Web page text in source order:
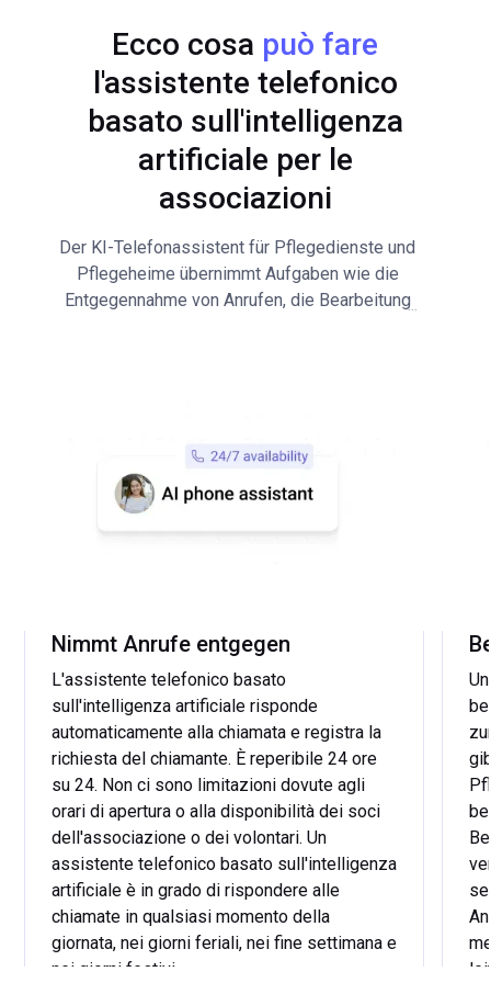
Ecco cosa può fare
l'assistente telefonico
basato sull'intelligenza
artificiale per le
associazioni
Der KI-Telefonassistent für Pflegedienste und
Pflegeheime übernimmt Aufgaben wie die
Entgegennahme von Anrufen, die Bearbeitung...
Nimmt Anrufe entgegen
L'assistente telefonico basato
sull'intelligenza artificiale risponde
automaticamente alla chiamata e registra la
richiesta del chiamante. È reperibile 24 ore
su 24. Non ci sono limitazioni dovute agli
orari di apertura o alla disponibilità dei soci
dell'associazione o dei volontari. Un
assistente telefonico basato sull'intelligenza
artificiale è in grado di rispondere alle
chiamate in qualsiasi momento della
giornata, nei giorni feriali, nei fine settimana e
nei giorni festivi.